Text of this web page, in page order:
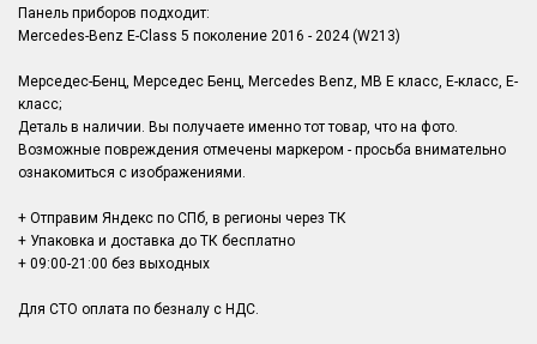
Панель приборов подходит:
Mercedes-Benz E-Class 5 поколение 2016 - 2024 (W213)
Мерседес-Бенц, Мерседес Бенц, Mercedes Benz, MB Е класс, Е-класс, E-
класс;
Деталь в наличии. Вы получаете именно тот товар, что на фото.
Возможные повреждения отмечены маркером - просьба внимательно
ознакомиться с изображениями.
+ Отправим Яндекс по СПб, в регионы через ТК
+ Упаковка и доставка до ТК бесплатно
+ 09:00-21:00 без выходных
Для СТО оплата по безналу с НДС.